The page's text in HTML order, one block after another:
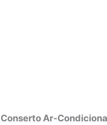
Conserto Ar-